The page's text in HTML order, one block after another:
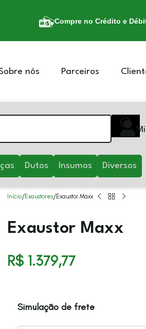
Compre no Crédito e
nós Parceiros
Dutos Insumos Diversos
Início Exaustores Exaustor Maxx
Exaustor Maxx
R$1.379,77
Simulação de frete